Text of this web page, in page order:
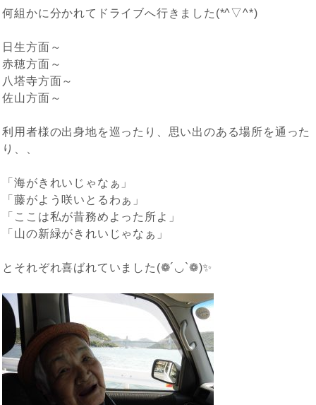
何組かに分かれてドライブへ行きました(*^▽^*)
日生方面～
赤穂方面～
八塔寺方面～
佐山方面～
利用者様の出身地を巡ったり、思い出のある場所を通った
り、、
「海がきれいじゃなぁ」
「藤がよう咲いとるわぁ」
「ここは私が昔務めよった所よ」
「山の新緑がきれいじゃなぁ」
とそれぞれ喜ばれていました(❁´◡`❁)✨